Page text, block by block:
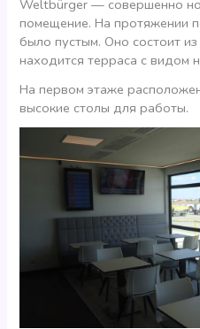
Weltbürger — совершенно
помещение. На протяжении
было пустым. Оно состоит
находится терраса с видом
На первом этаже
высокие столы для работы.